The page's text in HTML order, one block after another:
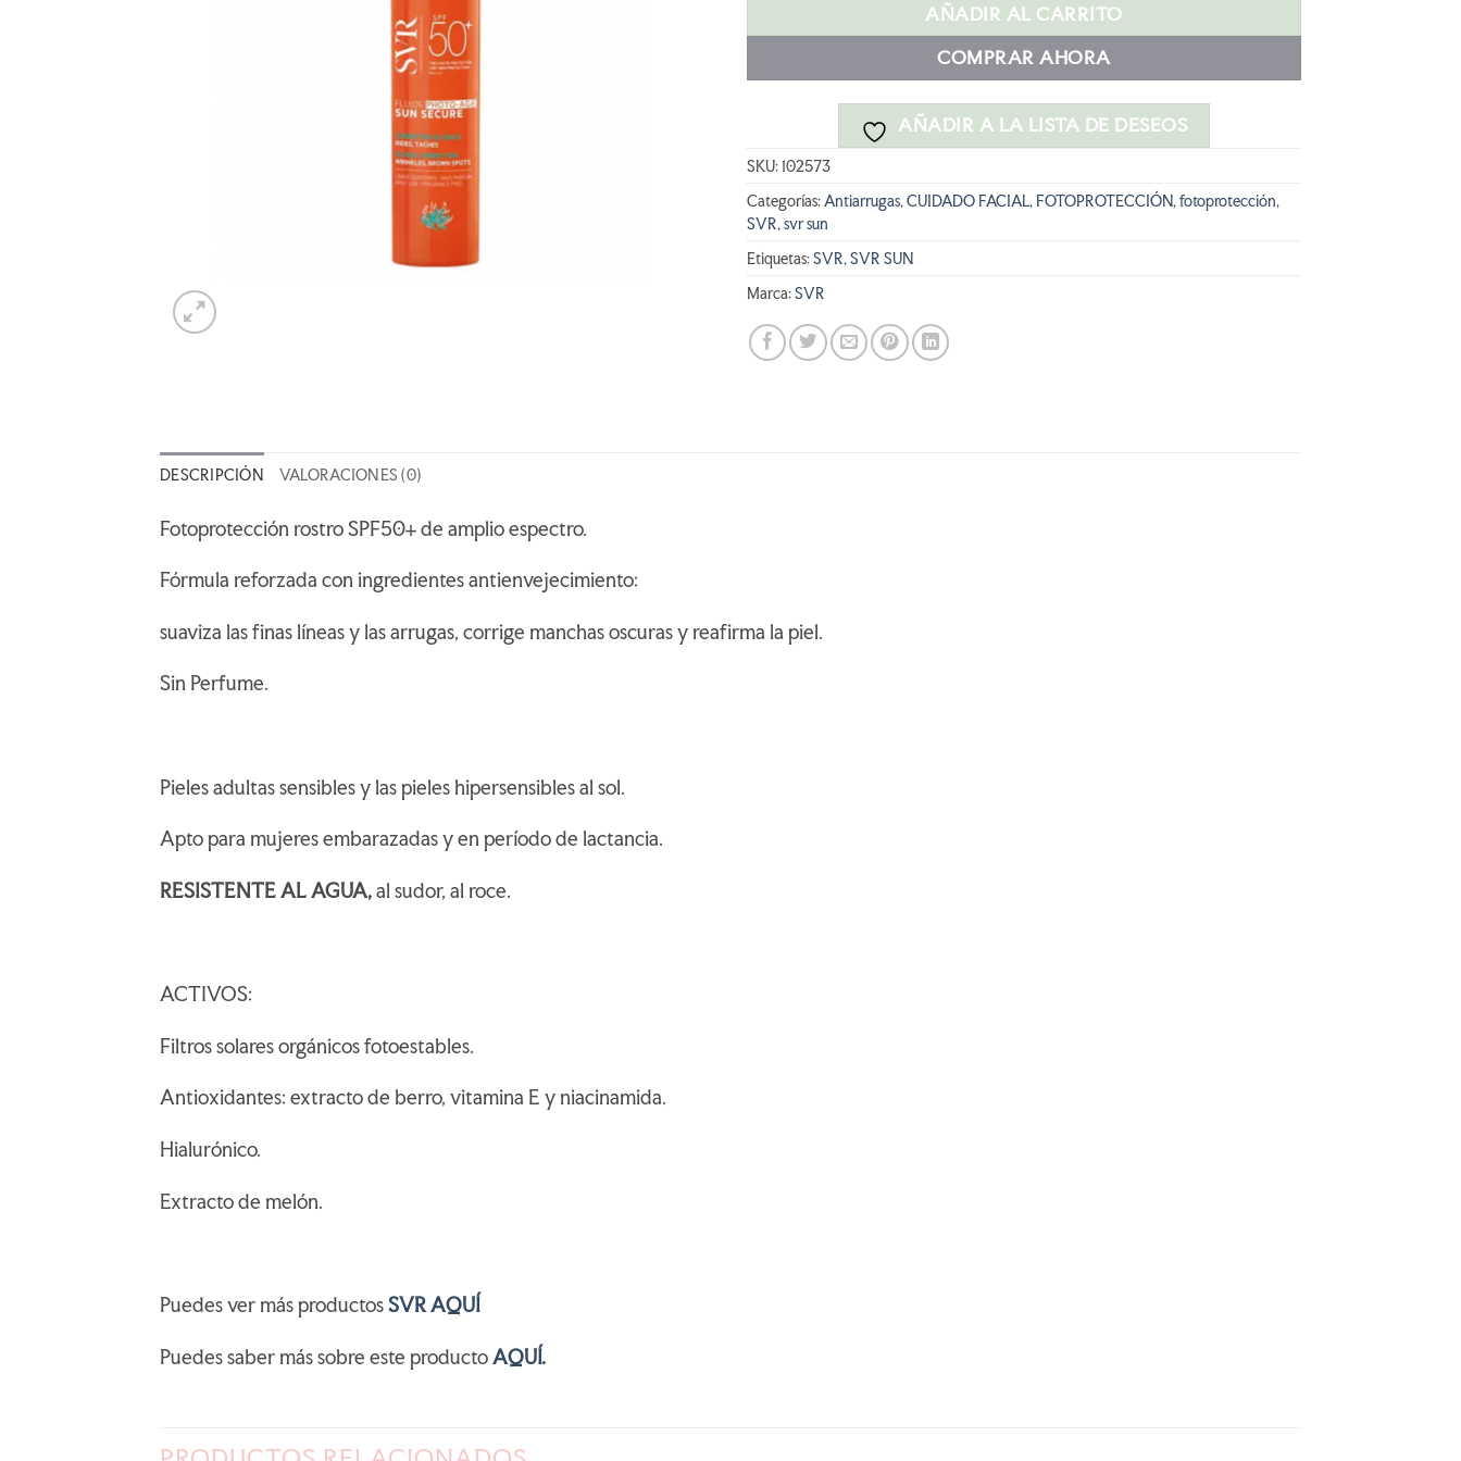
23,22 €.
es:
20,90 €.
AÑADIR AL CARRITO
COMPRAR AHORA
AÑADIR A LA LISTA DE DESEOS
SKU:102573
Categorías: Antiarrugas, CUIDADO FACIAL, FOTOPROTECCIÓN, fotoprotección,
SVR, svr sun
Etiquetas:SVR, SVR SUN
Marca:SVR
DESCRIPCIÓN VALORACIONES (0)
Fotoprotección rostro SPF50+ de amplio espectro.
Fórmula reforzada con ingredientes antienvejecimiento:
suaviza las finas líneas y las arrugas, corrige manchas oscuras y reafirma la piel.
Sin Perfume.
Pieles adultas sensibles y las pieles hipersensibles al sol.
Apto para mujeres embarazadas y en período de lactancia.
RESISTENTE AL AGUA,al sudor, al roce.
ACTIVOS:
Filtros solares orgánicos fotoestables.
Antioxidantes: extracto de berro, vitamina E y niacinamida.
Hialurónico.
Extracto de melón.
Puedes ver más productosSVR AQUÍ
Puedes saber más sobre este productoAQUÍ.